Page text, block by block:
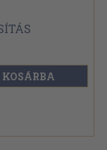
KOSÁRBA